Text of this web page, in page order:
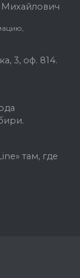
3, оф. 814.
там, где